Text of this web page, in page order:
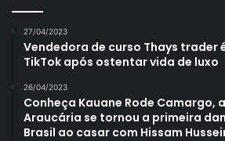
Esperamos que você tenha entendido
máquina de lavare que possa fazer a
mensalmente ou a cada 15 dias,
Obrigada pela leitura até o final e te
permanecer em nosso Portal Atualizei
27/04/2023
Vendedora de curso Thays trader
TikTok após ostentar vida de luxo
26/04/2023
Conheça Kauane Rode Camargo,
Araucária se tornou a primeira
Brasil ao casar com Hissam